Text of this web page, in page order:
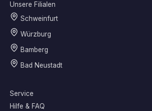
Unsere Filialen
Schweinfurt
Würzburg
Bamberg
Bad Neustadt
Service
Hilfe & FAQ